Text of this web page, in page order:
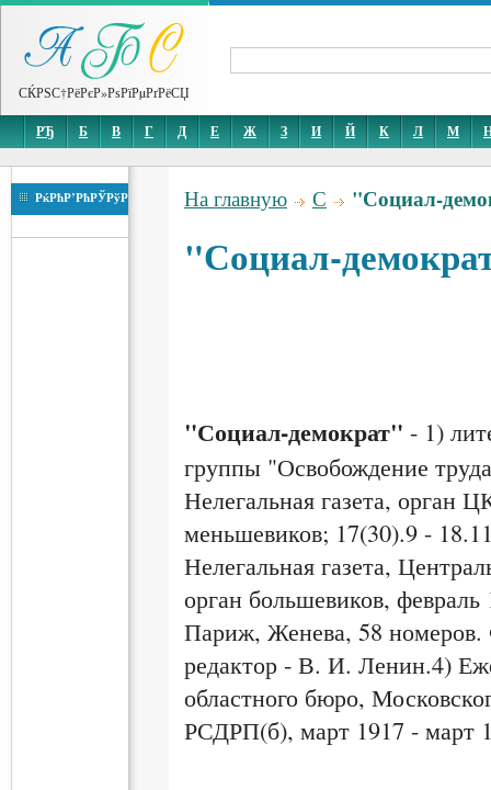
СЌРЅС†РёРєР»РѕРїРµРґРёСЏ
РЂ Б В Г Д Е Ж З И Й К Л М
РќРћР’РћРЎРўР На главную С "Социал-
"Социал-
"Социал-демократ" - 1)
группы "Освобождение
Нелегальная газета, орган
меньшевиков; 17(30).9 -
Нелегальная газета,
орган большевиков,
Париж, Женева, 58 номеров.
редактор - В. И. Ленин.4)
областного бюро,
РСДРП(б), март 1917 - март